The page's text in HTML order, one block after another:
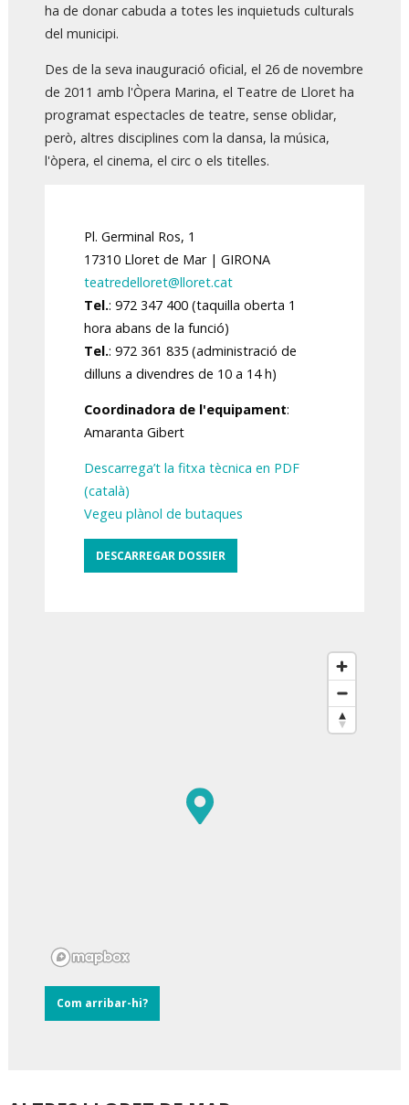
ha de donar cabuda a totes les inquietuds culturals
del municipi.
Des de la seva inauguració oficial, el 26 de novembre
de 2011 amb l'Òpera Marina, el Teatre de Lloret ha
programat espectacles de teatre, sense oblidar,
però, altres disciplines com la dansa, la música,
l'òpera, el cinema, el circ o els titelles.
Pl. Germinal Ros, 1
17310 Lloret de Mar | GIRONA
teatredelloret@lloret.cat
Tel.: 972 347 400 (taquilla oberta 1
hora abans de la funció)
Tel.: 972 361 835 (administració de
dilluns a divendres de 10 a 14 h)
Coordinadora de l'equipament:
Amaranta Gibert
Descarrega’t la fitxa tècnica en PDF
(català)
Vegeu plànol de butaques
DESCARREGAR DOSSIER
Com arribar-hi?